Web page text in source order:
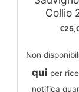
Collio
€
Non
qui per
notifica